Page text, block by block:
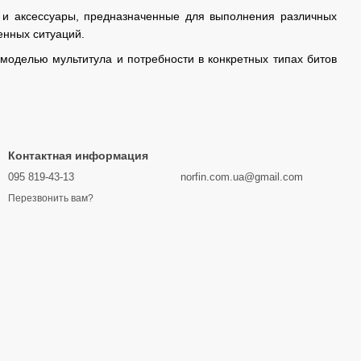
аксессуары, предназначенные для выполнения различных
ситуаций.
мультитула и потребности в конкретных типах битов
Контактная информация
095 819-43-13
Перезвонить вам?
norfin.com.ua@gmail.com